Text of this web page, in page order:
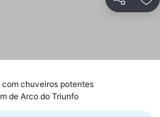
Partilhar
com chuveiros potentes
de Arco do Triunfo